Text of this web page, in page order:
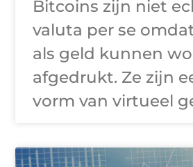
Bitcoins zijn niet
valuta per se
als geld kunnen
afgedrukt. Ze zijn
vorm van virtueel